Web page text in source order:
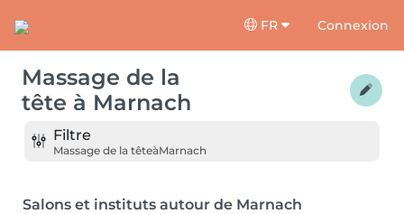
FR Connexion
Massage de la
tête à Marnach
Filtre
Massage de la têteàMarnach
Salons et instituts autour de Marnach